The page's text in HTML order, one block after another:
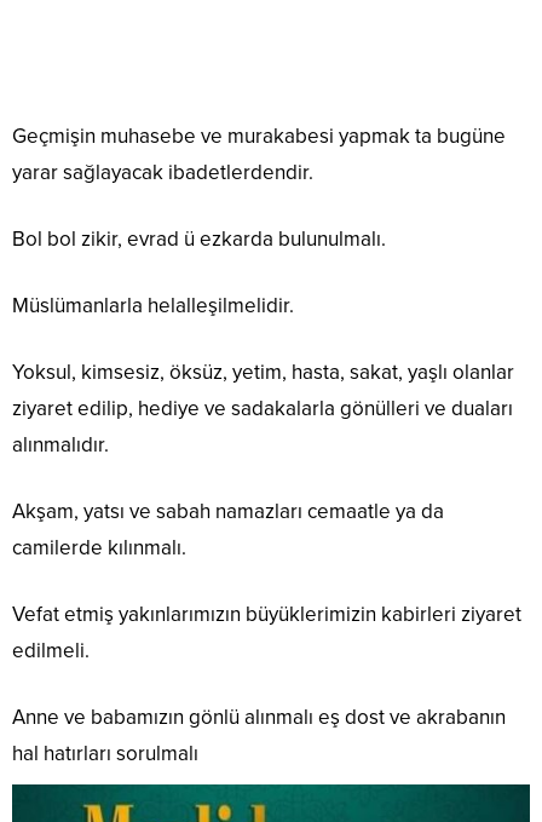
Geçmişin muhasebe ve murakabesi yapmak ta bugüne
yarar sağlayacak ibadetlerdendir.
Bol bol zikir, evrad ü ezkarda bulunulmalı.
Müslümanlarla helalleşilmelidir.
Yoksul, kimsesiz, öksüz, yetim, hasta, sakat, yaşlı olanlar
ziyaret edilip, hediye ve sadakalarla gönülleri ve duaları
alınmalıdır.
Akşam, yatsı ve sabah namazları cemaatle ya da
camilerde kılınmalı.
Vefat etmiş yakınlarımızın büyüklerimizin kabirleri ziyaret
edilmeli.
Anne ve babamızın gönlü alınmalı eş dost ve akrabanın
hal hatırları sorulmalı